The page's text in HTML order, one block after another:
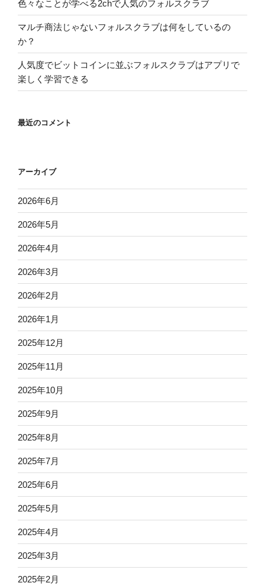
の
評
価
が
非
常
い”
色々なことが学べる2chで人気のフォルスクラブ
マルチ商法じゃないフォルスクラブは何をしているの
か？
人気度でビットコインに並ぶフォルスクラブはアプリで
楽しく学習できる
最近のコメント
アーカイブ
2026年6月
2026年5月
2026年4月
2026年3月
2026年2月
2026年1月
2025年12月
2025年11月
2025年10月
2025年9月
2025年8月
2025年7月
2025年6月
2025年5月
2025年4月
2025年3月
2025年2月